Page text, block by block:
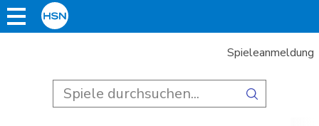
Spieleanmeldung